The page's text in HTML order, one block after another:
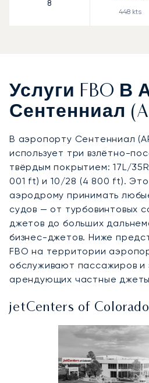
8
448kts
Услуги FBO В
Сентенниал
В аэропорту Сентенниал
использует три взлётно-
твёрдым покрытием: 17L/
001 ft) и 10/28 (4 800 ft). Это
аэродрому принимать
судов — от турбовинтовых
джетов до больших
бизнес-джетов. Ниже
FBO на территории
обслуживают пассажиров и
арендующих частные
jetCenters of Colorado